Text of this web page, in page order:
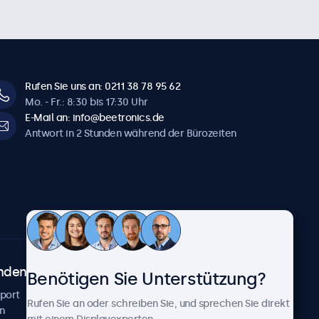
Rufen Sie uns an: 0211 38 78 95 62
Mo. - Fr.: 8:30 bis 17:30 Uhr
E-Mail an: info@beetronics.de
Antwort in 2 Stunden während der Bürozeiten
Über Beetronics
Neuigkeiten und Updates
Benötigen Sie Unterstützung?
Rufen Sie an oder schreiben Sie, und sprechen Sie direkt